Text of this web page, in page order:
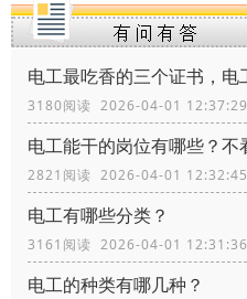
3180阅读 2026-04-01 12:37:29
2821阅读 2026-04-01 12:32:45
电工有哪些分类？
3161阅读 2026-04-01 12:31:36
电工的种类有哪几种？